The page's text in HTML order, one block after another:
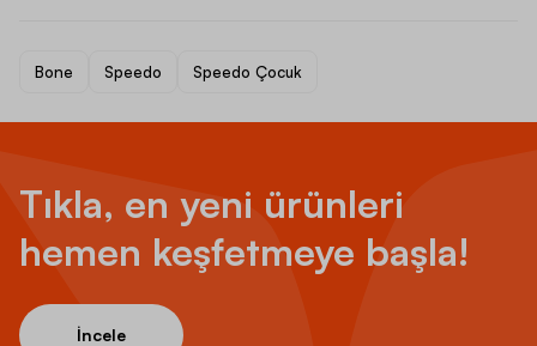
Bone Speedo Speedo Çocuk
Tıkla, en yeni ürünleri
hemen keşfetmeye başla!
İncele